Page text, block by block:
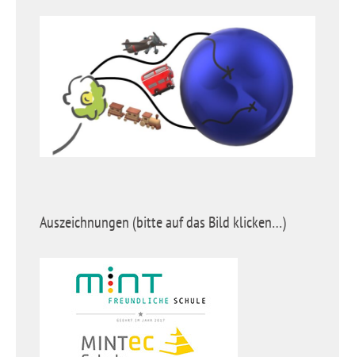
Auszeichnungen (bitte auf das Bild klicken…)